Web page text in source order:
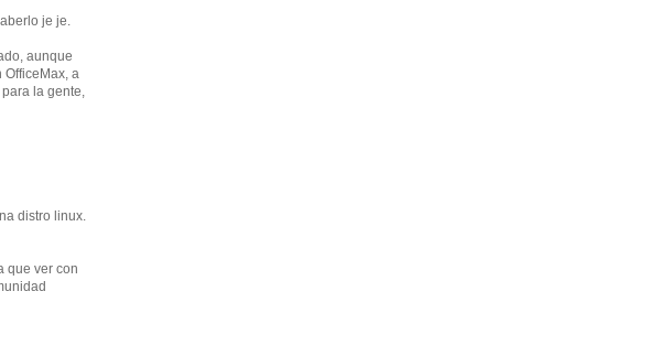
je je.
aunque
a
la gente,
distro linux.
que ver con